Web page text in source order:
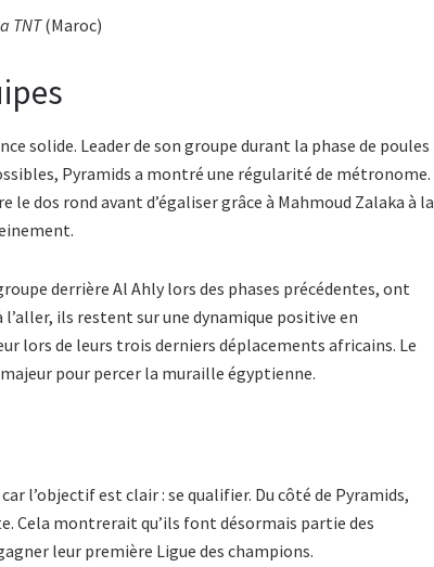
TNT(Maroc)
solide. Leader de son groupe durant la phase de poules
Pyramids a montré une régularité de métronome.
dos rond avant d’égaliser grâce à Mahmoud Zalaka à la
derrière Al Ahly lors des phases précédentes, ont
ils restent sur une dynamique positive en
lors de leurs trois derniers déplacements africains. Le
pour percer la muraille égyptienne.
l’objectif est clair : se qualifier. Du côté de Pyramids,
Cela montrerait qu’ils font désormais partie des
leur première Ligue des champions.